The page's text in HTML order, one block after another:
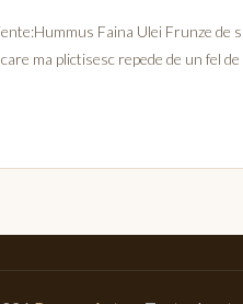
Faina Ulei Frunze de
care ma plictisesc repede de un fel